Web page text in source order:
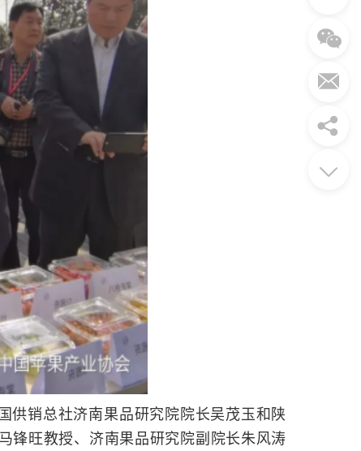
供销总社济南果品研究院院长吴茂玉和陕
锋旺教授、济南果品研究院副院长朱风涛